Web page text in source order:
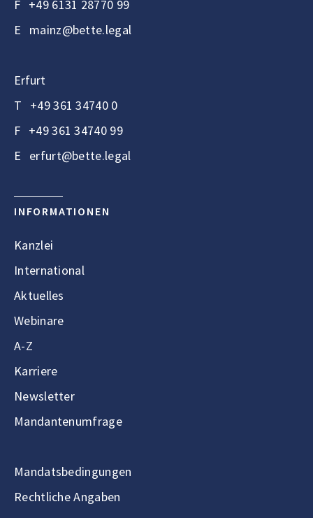
F +49 6131 28770 99
E mainz@bette.legal
Erfurt
T +49 361 34740 0
F +49 361 34740 99
E erfurt@bette.legal
INFORMATIONEN
Kanzlei
International
Aktuelles
Webinare
A-Z
Karriere
Newsletter
Mandantenumfrage
Mandatsbedingungen
Rechtliche Angaben